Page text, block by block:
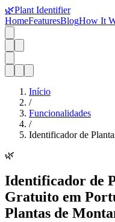
🌿Plant Identifier
HomeFeaturesBlogHow It
Início
/
Funcionalidades
/
Identificador de
🌿
Identificador de
Gratuito em
Plantas de